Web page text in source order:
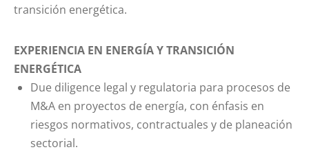
transición energética.
EXPERIENCIA EN ENERGÍA Y TRANSICIÓN
ENERGÉTICA
Due diligence legal y regulatoria para procesos de
M&A en proyectos de energía, con énfasis en
riesgos normativos, contractuales y de planeación
sectorial.